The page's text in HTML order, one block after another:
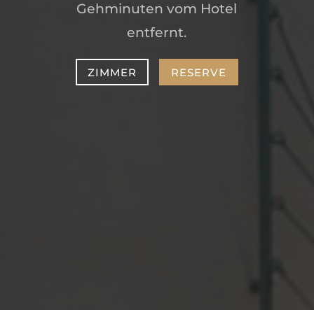
Gehminuten vom Hotel
entfernt.
ZIMMER RESERVE